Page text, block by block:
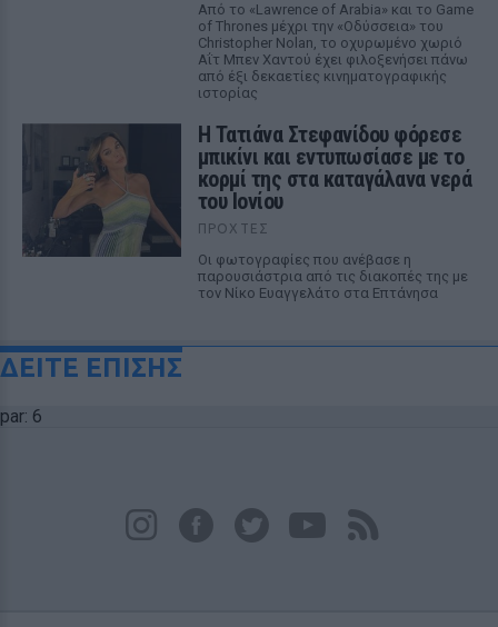
Από το «Lawrence of Arabia» και το Game
of Thrones μέχρι την «Οδύσσεια» του
Christopher Nolan, το οχυρωμένο χωριό
Αΐτ Μπεν Χαντού έχει φιλοξενήσει πάνω
από έξι δεκαετίες κινηματογραφικής
ιστορίας
Η Τατιάνα Στεφανίδου φόρεσε
μπικίνι και εντυπωσίασε με το
κορμί της στα καταγάλανα νερά
του Ιονίου
ΠΡΟΧΤΈΣ
Οι φωτογραφίες που ανέβασε η
παρουσιάστρια από τις διακοπές της με
τον Νίκο Ευαγγελάτο στα Επτάνησα
ΔΕΙΤΕ ΕΠΙΣΗΣ
par: 6